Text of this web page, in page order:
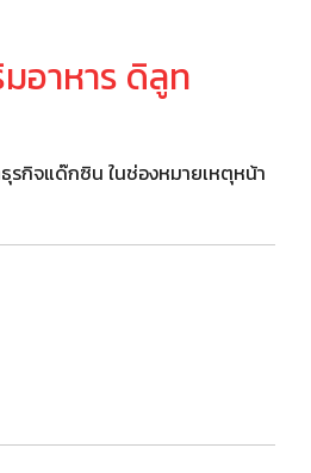
อาหาร ดิลูท
กิจแด๊กซิน ในช่องหมายเหตุหน้า